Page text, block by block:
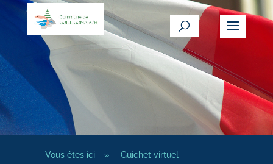
Vous êtes ici » Guichet virtuel